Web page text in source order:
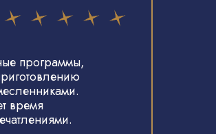
программы,
время